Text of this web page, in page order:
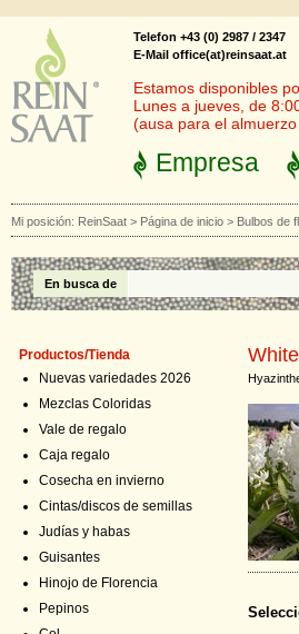
Telefon +43 (0) 2987 / 2347
E-Mail office(at)reinsaat.at
Estamos disponibles
Lunes a jueves, de
(ausa para el
Empresa
Mi posición: ReinSaat > Página de inicio > Bulbos de
En busca de
Productos/Tienda
Nuevas variedades 2026
Mezclas Coloridas
Vale de regalo
Caja regalo
Cosecha en invierno
Cintas/discos de semillas
Judías y habas
Guisantes
Hinojo de Florencia
Pepinos